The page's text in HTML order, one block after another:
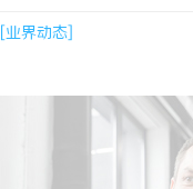
[业界动态]